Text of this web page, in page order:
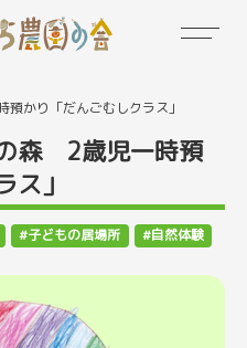
かり「だんごむしクラス」
森 2歳児一時預
ス」
子どもの居場所 自然体験